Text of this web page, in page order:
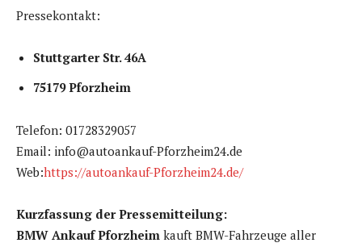
Pressekontakt:
Stuttgarter Str. 46A
75179 Pforzheim
Telefon: 01728329057
Email: info@autoankauf-Pforzheim24.de
Web:https://autoankauf-Pforzheim24.de/
Kurzfassung der Pressemitteilung:
BMW Ankauf Pforzheim kauft BMW-Fahrzeuge aller